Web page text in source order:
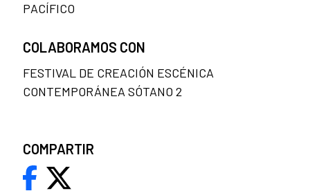
PACÍFICO
COLABORAMOS CON
FESTIVAL DE CREACIÓN ESCÉNICA
CONTEMPORÁNEA SÓTANO 2
COMPARTIR